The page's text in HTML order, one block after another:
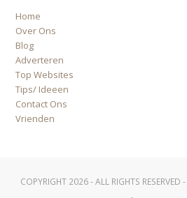
Home
Over Ons
Blog
Adverteren
Top Websites
Tips/ Ideeen
Contact Ons
Vrienden
COPYRIGHT 2026 - ALL RIGHTS RESERVED -